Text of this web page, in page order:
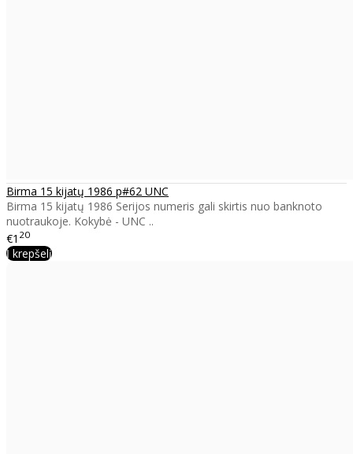
Birma 15 kijatų 1986 p#62 UNC
Birma 15 kijatų 1986 Serijos numeris gali skirtis nuo banknoto
nuotraukoje. Kokybė - UNC ..
€1 20
Į krepšelį